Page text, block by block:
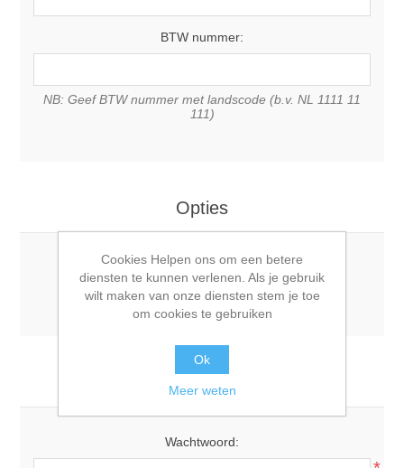
BTW nummer:
NB: Geef BTW nummer met landscode (b.v. NL 1111 11
111)
Opties
Nieuwsbrief:
Uw wachtwoord
Wachtwoord:
Cookies Helpen ons om een betere
diensten te kunnen verlenen. Als je gebruik
wilt maken van onze diensten stem je toe
om cookies te gebruiken
Ok
Meer weten